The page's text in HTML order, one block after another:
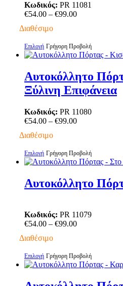
επιλογές
μπορούν
να
επιλεγούν
στη
σελίδα
του
προϊόντος
Κωδικός: PR 11081
€54.00 – €99.00Price
€99.00
Διαθέσιμο
Επιλογή Αυτό
το
πολλαπλές
παραλλαγές.
επιλογές
μπορούν
επιλεγούν
σελίδα
του
Γρήγορη Προβολή
Αυτοκόλλητο
Ξύλινη Επιφάνεια
Κωδικός: PR 11080
€54.00 – €99.00Price
€99.00
Διαθέσιμο
Επιλογή Αυτό
το
πολλαπλές
επιλογές
μπορούν
επιλεγούν
στη
σελίδα
του
προϊόντος
Γρήγορη Προβολή
Αυτοκόλλητο
Κωδικός: PR 11079
€54.00 – €99.00Price
€99.00
Διαθέσιμο
Επιλογή Αυτό
το
Γρήγορη Προβολή